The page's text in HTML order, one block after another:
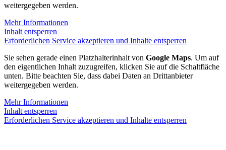
weitergegeben werden.
Mehr Informationen
Inhalt entsperren
Erforderlichen Service akzeptieren und Inhalte entsperren
Sie sehen gerade einen Platzhalterinhalt von Google Maps. Um auf
den eigentlichen Inhalt zuzugreifen, klicken Sie auf die Schaltfläche
unten. Bitte beachten Sie, dass dabei Daten an Drittanbieter
weitergegeben werden.
Mehr Informationen
Inhalt entsperren
Erforderlichen Service akzeptieren und Inhalte entsperren